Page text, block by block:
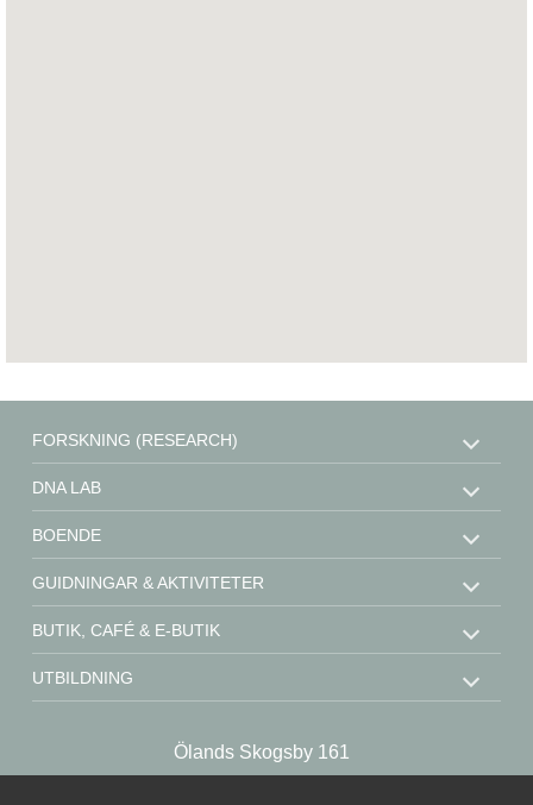
Ölands Skogsby 161
FORSKNING (RESEARCH)
DNA LAB
BOENDE
GUIDNINGAR & AKTIVITETER
BUTIK, CAFÉ & E-BUTIK
UTBILDNING
KONTAKT